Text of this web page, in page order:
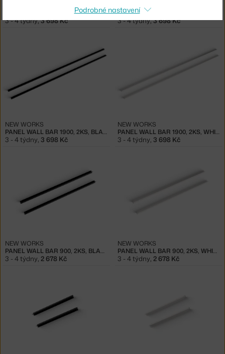
POLICE STANDARD SHELF KIT, OAK/WHITE
3 - 4 týdny,3 698 Kč
NEW WORKS
3 - 4 týdny,3 698 Kč
PANEL WALL BAR 1900, 2KS, BLACK
NEW WORKS
3 - 4 týdny, 3 698 Kč
PANEL WALL BAR 1900, 2KS, WHITE
NEW WORKS
3 - 4 týdny, 3 698 Kč
PANEL WALL BAR 900, 2KS, BLACK
NEW WORKS
3 - 4 týdny, 2 678 Kč
PANEL WALL BAR 900, 2KS, WHITE
NEW WORKS
3 - 4 týdny, 2 678 Kč
Podrobné nastavení